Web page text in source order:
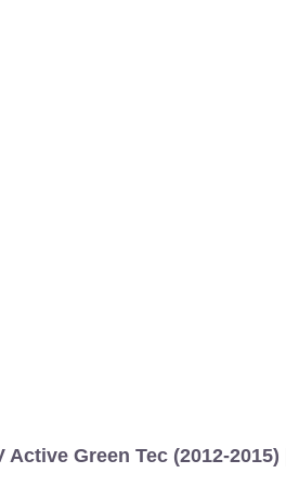
Green Tec (2012-2015) |